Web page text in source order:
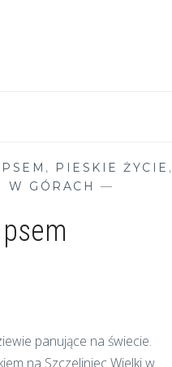
, PIESKIE ŻYCIE ,
W GÓRACH —
panujące na świecie.
na Szczeliniec Wielki w